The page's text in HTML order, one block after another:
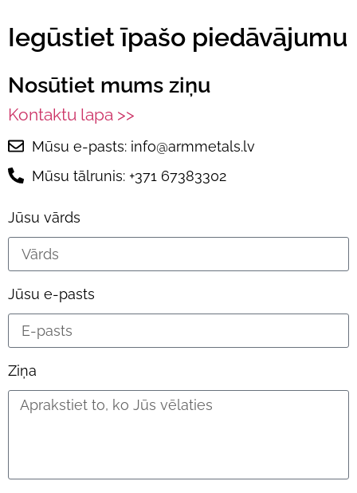
Iegūstiet īpašo piedāvājumu
Nosūtiet mums ziņu
Kontaktu lapa >>
Mūsu e-pasts: info@armmetals.lv
Mūsu tālrunis: +371 67383302
Jūsu vārds
Jūsu e-pasts
Ziņa